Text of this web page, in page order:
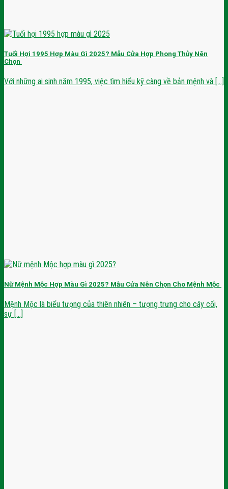
Tuổi Hợi 1995 Hợp Màu Gì 2025? Mẫu Cửa Hợp Phong Thủy Nên
Chọn
Với những ai sinh năm 1995, việc tìm hiểu kỹ càng về bản mệnh và [...]
Nữ Mệnh Mộc Hợp Màu Gì 2025? Mẫu Cửa Nên Chọn Cho Mệnh Mộc
Mệnh Mộc là biểu tượng của thiên nhiên – tượng trưng cho cây cối,
sự [...]